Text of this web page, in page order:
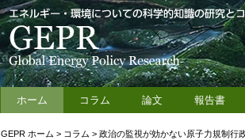
ホーム コラム 論文 報告書
GEPR ホーム > コラム > 政治の監視が効かない原子力規制行